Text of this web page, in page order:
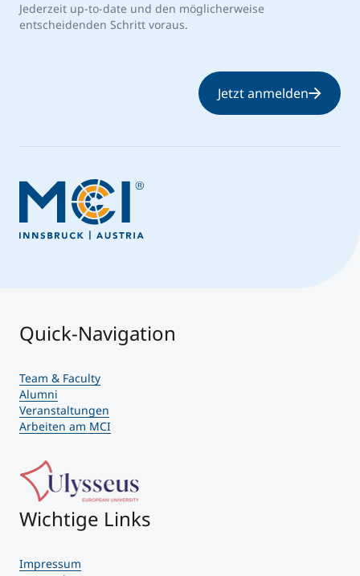
Jederzeit up-to-date und den möglicherweise
entscheidenden Schritt voraus.
Jetzt anmelden
Quick-Navigation
Team & Faculty
Alumni
Veranstaltungen
Arbeiten am MCI
Wichtige Links
Impressum